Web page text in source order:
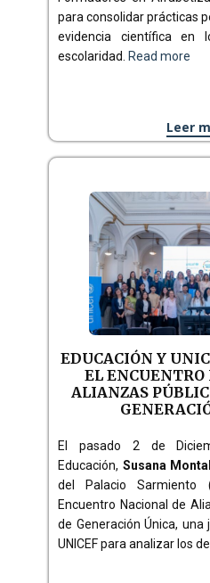
para consolidar prácticas
evidencia científica en
escolaridad.
Read more
Leer
EDUCACIÓN Y
EL
ALIANZAS
El pasado 2 de
Educación, Susana
del Palacio Sarmiento
Encuentro Nacional de
de Generación Única,
UNICEF para analizar los